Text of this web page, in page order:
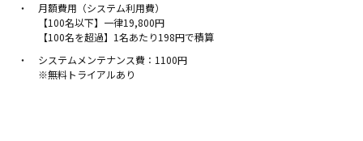
月額費用（システム利用費）
【100名以下】一律19,800円
【100名を超過】1名あたり198円で積算
システムメンテナンス費：1100円
※無料トライアルあり